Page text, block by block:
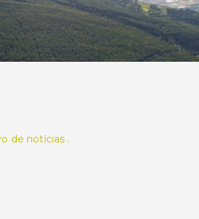
de notícias .